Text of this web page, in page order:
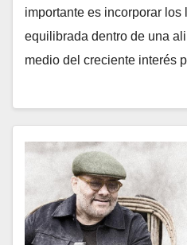
importante es incorporar los
equilibrada dentro de una
medio del creciente interés